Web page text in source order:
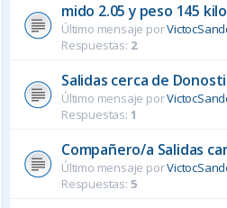
mido 2.05 y peso 145
Último mensaje por
Respuestas: 2
Salidas cerca de
Último mensaje por
Respuestas: 1
Compañero/a Salidas
Último mensaje por
Respuestas: 5